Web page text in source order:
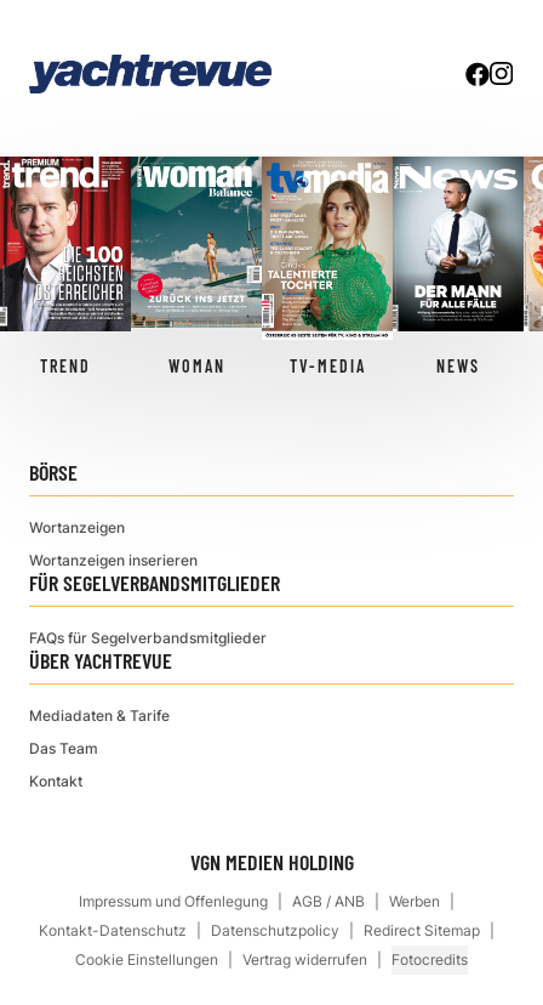
TREND WOMAN TV-MEDIA NEWS
BÖRSE
Wortanzeigen
Wortanzeigen inserieren
FÜR SEGELVERBANDSMITGLIEDER
FAQs für Segelverbandsmitglieder
ÜBER YACHTREVUE
Mediadaten & Tarife
Das Team
Kontakt
VGN MEDIEN HOLDING
Impressum und Offenlegung AGB / ANB
Werben
Kontakt-Datenschutz
Datenschutzpolicy
Redirect Sitemap
Cookie Einstellungen
Vertrag widerrufen Fotocredits